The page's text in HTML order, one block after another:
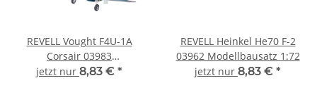
REVELL Vought F4U-1A
Corsair 03983
Modellbausatz 1:72
jetzt nur 8,83 € *
REVELL Heinkel He70 F-2
03962 Modellbausatz 1:72
jetzt nur 8,83 € *